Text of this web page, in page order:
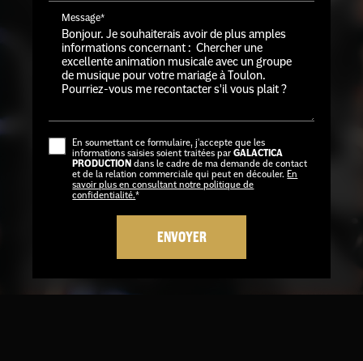
Message*
En soumettant ce formulaire, j'accepte que les
informations saisies soient traitées parGALACTICA
PRODUCTION dans le cadre de ma demande de contact
et de la relation commerciale qui peut en découler. En
savoir plus en consultant notre politique de
confidentialité.*